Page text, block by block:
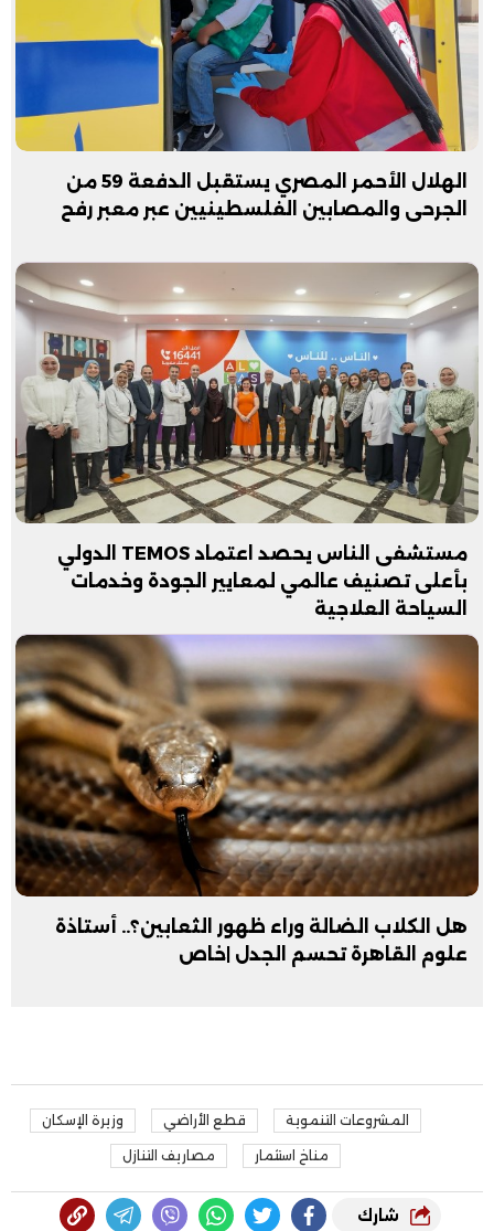
الهلال الأحمر المصري يستقبل الدفعة 59 من
الجرحى والمصابين الفلسطينيين عبر معبر رفح
مستشفى الناس يحصد اعتماد TEMOS الدولي
بأعلى تصنيف عالمي لمعايير الجودة وخدمات
السياحة العلاجية
هل الكلاب الضالة وراء ظهور الثعابين؟.. أستاذة
علوم القاهرة تحسم الجدل |خاص
المشروعات التنموية قطع الأراضي وزيرة الإسكان
مناخ استثمار مصاريف التنازل
شارك